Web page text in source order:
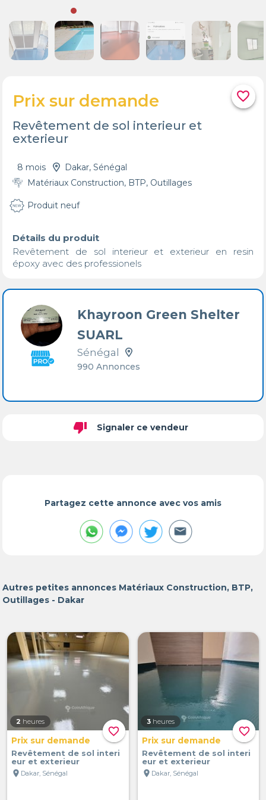
favorite_border
Prix sur demande
Revêtement de sol interieur et
exterieur
8 mois
Dakar, Sénégal
Matériaux Construction, BTP, Outillages
Produit neuf
Détails du produit
Revêtement de sol interieur et exterieur en resin
époxy avec des professionels
Khayroon Green Shelter
SUARL
Sénégal
990 Annonces
thumb_down Signaler ce vendeur
Partagez cette annonce avec vos amis
Autres petites annonces Matériaux Construction, BTP,
Outillages - Dakar
favorite_border
2 heures
Prix sur demande
Revêtement de sol interi
eur et exterieur
location_on Dakar, Sénégal
favorite_border
3 heures
Prix sur demande
Revêtement de sol interi
eur et exterieur
location_on Dakar, Sénégal